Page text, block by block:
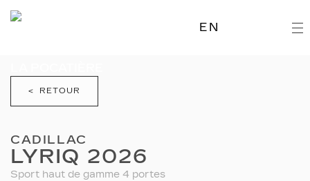
EN
< RETOUR
CADILLAC
LYRIQ 2026
Sport haut de gamme 4 portes